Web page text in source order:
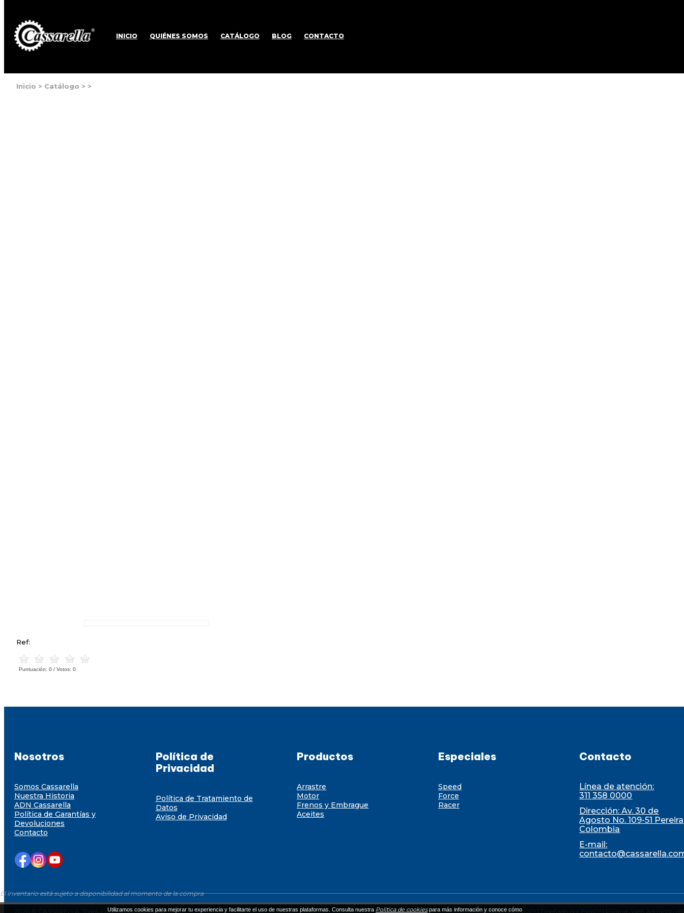
INICIO QUIÉNES SOMOS CATÁLOGO BLOG CONTACTO
Inicio > Catálogo > >
Ref:
Puntuación: 0 / Votos: 0
El inventario está sujeto a disponibilidad al momento de la compra
Nosotros
Somos Cassarella
Nuestra Historia
ADN Cassarella
Política de Garantías y
Devoluciones
Contacto
Política de
Privacidad
Política de Tratamiento de
Datos
Aviso de Privacidad
Productos
Arrastre
Motor
Frenos y Embrague
Aceites
Especiales
Speed
Force
Racer
Contacto
Línea de atención:
311 358 0000
Dirección: Av. 30 de
Agosto No. 109-51
Colombia
E-mail:
2026 © CASSARELLA. Todos los derechos resevados Diseñado por Exus™ Diseñado por Exus™ | Páginas Web
Utilizamos cookies para mejorar tu experiencia y facilitarte el uso de nuestras plataformas. Consulta nuestra Política de cookiespara más información y conoce cómo